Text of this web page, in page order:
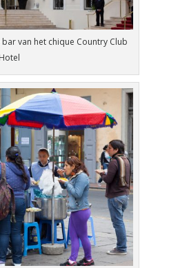
van het chique Country Club
Hotel